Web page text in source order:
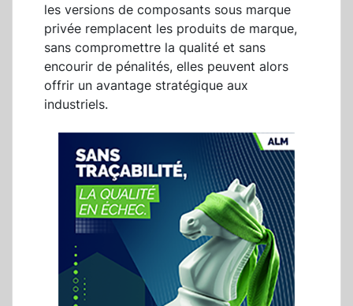
les versions de composants sous marque
privée remplacent les produits de marque,
sans compromettre la qualité et sans
encourir de pénalités, elles peuvent alors
offrir un avantage stratégique aux
industriels.